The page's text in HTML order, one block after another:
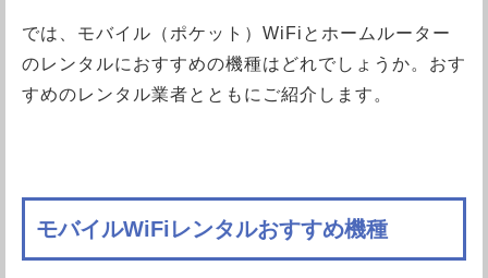
では、モバイル（ポケット）WiFiとホームルーター
のレンタルにおすすめの機種はどれでしょうか。おす
すめのレンタル業者とともにご紹介します。
モバイルWiFiレンタルおすすめ機種